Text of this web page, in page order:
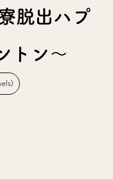
脱出ハプ
トン〜